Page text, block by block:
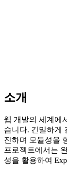
소개
웹 개발의 세계에
습니다. 긴밀하게
진하며 모듈성을
프로젝트에서는
성을 활용하여